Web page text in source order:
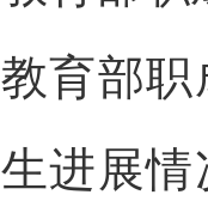
教育部职
生进展